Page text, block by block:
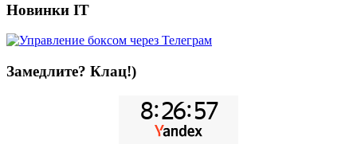
Новинки IT
Замедлите? Клац!)